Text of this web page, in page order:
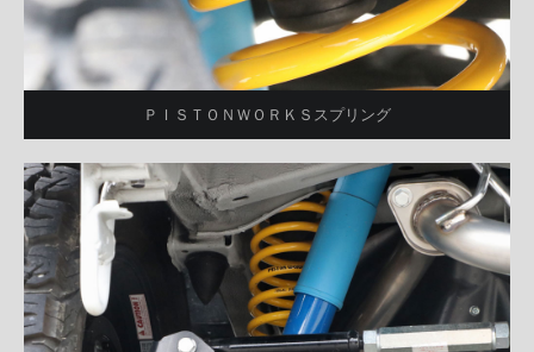
ＰＩＳＴＯＮＷＯＲＫＳスプリング